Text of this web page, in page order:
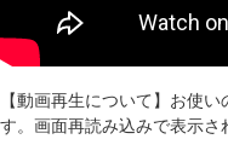
【動画再生について】お使
す。画面再読み込みで表示さ